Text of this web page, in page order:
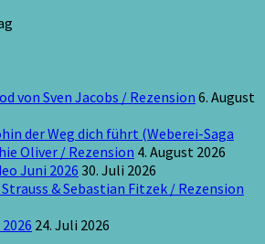
von Sven Jacobs / Rezension 6. August
der Weg dich führt (Weberei-Saga
Oliver / Rezension 4. August 2026
Juni 2026 30. Juli 2026
& Sebastian Fitzek / Rezension
24. Juli 2026